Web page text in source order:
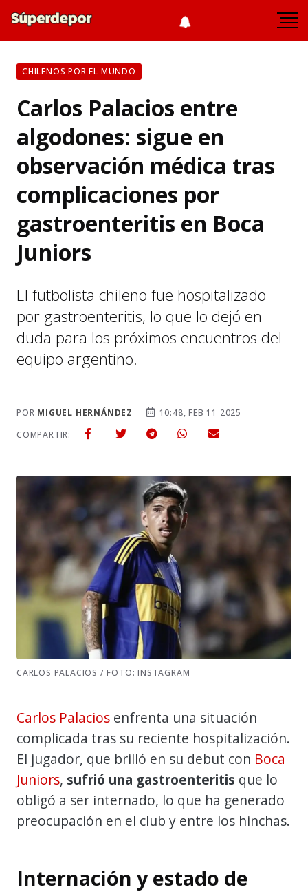
CHILENOS POR EL MUNDO
Carlos Palacios entre
algodones: sigue en
observación médica tras
complicaciones por
gastroenteritis en Boca
Juniors
El futbolista chileno fue hospitalizado
por gastroenteritis, lo que lo dejó en
duda para los próximos encuentros del
equipo argentino.
POR MIGUEL HERNÁNDEZ
10:48, FEB 11 2025
COMPARTIR:
CARLOS PALACIOS / FOTO: INSTAGRAM
Carlos Palacios enfrenta una situación
complicada tras su reciente hospitalización.
El jugador, que brilló en su debut con Boca
Juniors, sufrió una gastroenteritis que lo
obligó a ser internado, lo que ha generado
preocupación en el club y entre los hinchas.
Internación y estado de